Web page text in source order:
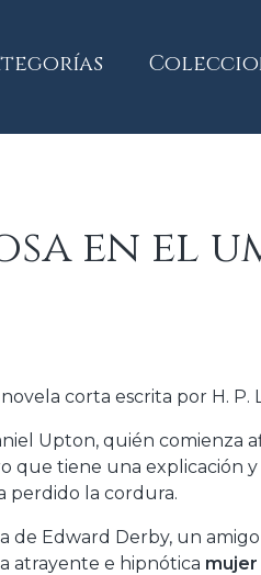
en el
corta escrita por H. P.
Upton, quién comienza
que tiene una explicación
perdido la cordura.
de Edward Derby, un
atrayente e hipnótica